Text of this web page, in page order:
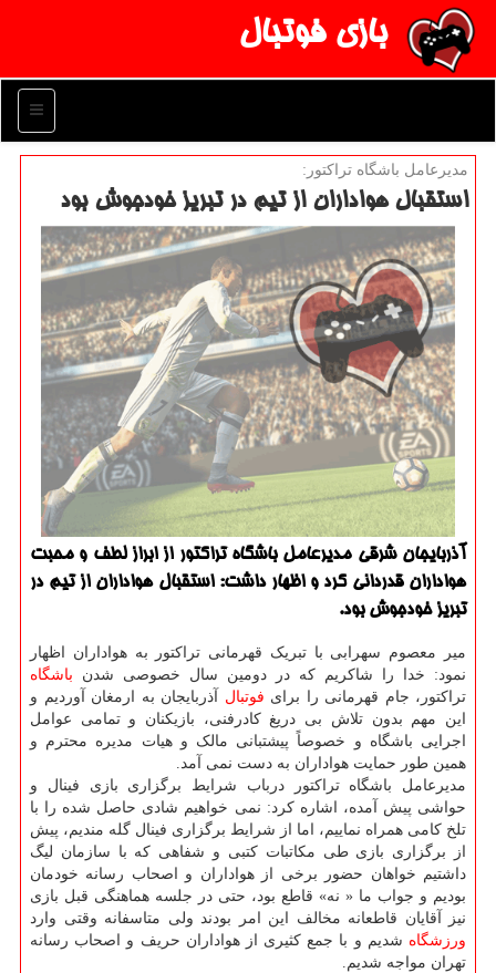
بازی فوتبال
منو
مدیرعامل باشگاه تراكتور:
استقبال هواداران از تیم در تبریز خودجوش بود
آذربایجان شرقی مدیرعامل باشگاه تراكتور از ابراز لطف و محبت
هواداران قدردانی كرد و اظهار داشت: استقبال هواداران از تیم در
تبریز خودجوش بود.
میر معصوم سهرابی با تبریک قهرمانی تراکتور به هواداران اظهار
نمود: خدا را شاکریم که در دومین سال خصوصی شدن باشگاه
تراکتور، جام قهرمانی را برای فوتبال آذربایجان به ارمغان آوردیم و
این مهم بدون تلاش بی دریغ کادرفنی، بازیکنان و تمامی عوامل
اجرایی باشگاه و خصوصاً پیشتبانی مالک و هیات مدیره محترم و
همین طور حمایت هواداران به دست نمی آمد.
مدیرعامل باشگاه تراکتور درباب شرایط برگزاری بازی فینال و
حواشی پیش آمده، اشاره کرد: نمی خواهیم شادی حاصل شده را با
تلخ کامی همراه نماییم، اما از شرایط برگزاری فینال گله مندیم، پیش
از برگزاری بازی طی مکاتبات کتبی و شفاهی که با سازمان لیگ
داشتیم خواهان حضور برخی از هواداران و اصحاب رسانه خودمان
بودیم و جواب ما « نه» قاطع بود، حتی در جلسه هماهنگی قبل بازی
نیز آقایان قاطعانه مخالف این امر بودند ولی متاسفانه وقتی وارد
ورزشگاه شدیم و با جمع کثیری از هواداران حریف و اصحاب رسانه
تهران مواجه شدیم.